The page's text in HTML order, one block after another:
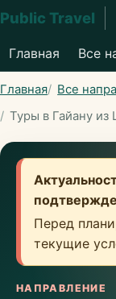
Public Travel
Главная Все
Главная Все
Туры в Гайану из
Перед
текущие
НАПРАВЛЕНИЕ